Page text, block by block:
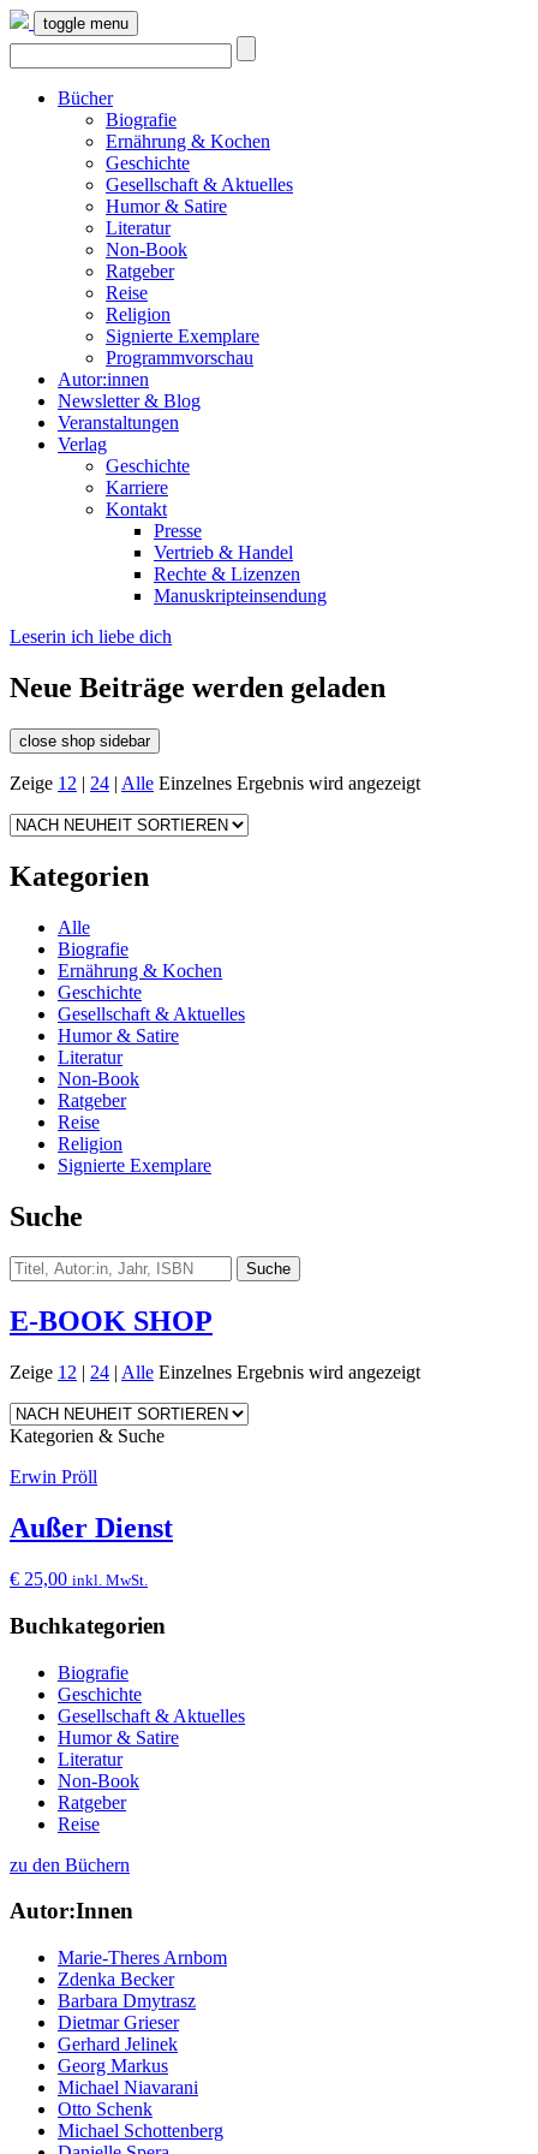
toggle menu
Bücher
Biografie
Ernährung & Kochen
Geschichte
Gesellschaft & Aktuelles
Humor & Satire
Literatur
Non-Book
Ratgeber
Reise
Religion
Signierte Exemplare
Programmvorschau
Autor:innen
Newsletter & Blog
Veranstaltungen
Verlag
Geschichte
Karriere
Kontakt
Presse
Vertrieb & Handel
Rechte & Lizenzen
Manuskripteinsendung
Leserin ich liebe dich
Neue Beiträge werden geladen
close shop sidebar
Zeige 12 | 24 | Alle Einzelnes Ergebnis wird angezeigt
Kategorien
Alle
Biografie
Ernährung & Kochen
Geschichte
Gesellschaft & Aktuelles
Humor & Satire
Literatur
Non-Book
Ratgeber
Reise
Religion
Signierte Exemplare
Suche
E-BOOK SHOP
Zeige 12 | 24 | Alle Einzelnes Ergebnis wird angezeigt
Kategorien & Suche
Erwin Pröll
Außer Dienst
€ 25,00 inkl. MwSt.
Buchkategorien
Biografie
Geschichte
Gesellschaft & Aktuelles
Humor & Satire
Literatur
Non-Book
Ratgeber
Reise
zu den Büchern
Autor:Innen
Marie-Theres Arnbom
Zdenka Becker
Barbara Dmytrasz
Dietmar Grieser
Gerhard Jelinek
Georg Markus
Michael Niavarani
Otto Schenk
Michael Schottenberg